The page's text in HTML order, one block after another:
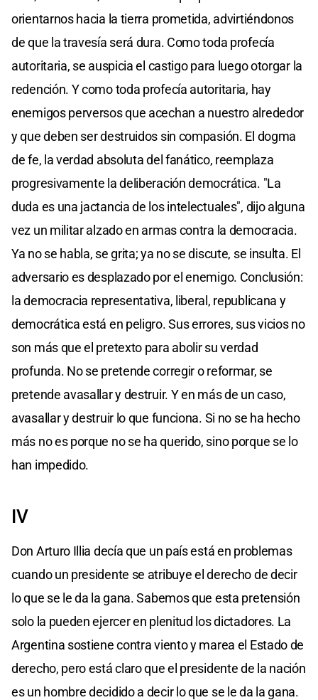
orientarnos hacia la tierra prometida, advirtiéndonos
de que la travesía será dura. Como toda profecía
autoritaria, se auspicia el castigo para luego otorgar la
redención. Y como toda profecía autoritaria, hay
enemigos perversos que acechan a nuestro alrededor
y que deben ser destruidos sin compasión. El dogma
de fe, la verdad absoluta del fanático, reemplaza
progresivamente la deliberación democrática. "La
duda es una jactancia de los intelectuales", dijo alguna
vez un militar alzado en armas contra la democracia.
Ya no se habla, se grita; ya no se discute, se insulta. El
adversario es desplazado por el enemigo. Conclusión:
la democracia representativa, liberal, republicana y
democrática está en peligro. Sus errores, sus vicios no
son más que el pretexto para abolir su verdad
profunda. No se pretende corregir o reformar, se
pretende avasallar y destruir. Y en más de un caso,
avasallar y destruir lo que funciona. Si no se ha hecho
más no es porque no se ha querido, sino porque se lo
han impedido.
IV
Don Arturo Illia decía que un país está en problemas
cuando un presidente se atribuye el derecho de decir
lo que se le da la gana. Sabemos que esta pretensión
solo la pueden ejercer en plenitud los dictadores. La
Argentina sostiene contra viento y marea el Estado de
derecho, pero está claro que el presidente de la nación
es un hombre decidido a decir lo que se le da la gana.